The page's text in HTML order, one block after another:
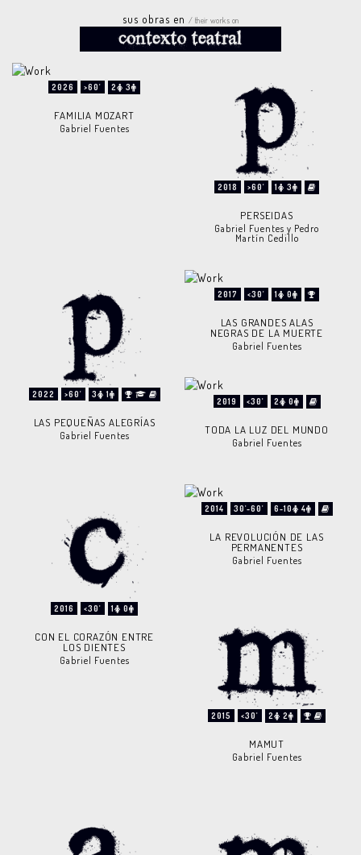
sus obras en / their works on
2026 >60' 2 3
FAMILIA MOZART
Gabriel Fuentes
2018 >60' 1 3
PERSEIDAS
Gabriel Fuentes y Pedro
Martín Cedillo
2022 >60' 3 1
LAS PEQUEÑAS ALEGRÍAS
Gabriel Fuentes
2017 <30' 1 0
LAS GRANDES ALAS
NEGRAS DE LA MUERTE
Gabriel Fuentes
2019 <30' 2 0
TODA LA LUZ DEL MUNDO
Gabriel Fuentes
2016 <30' 1 0
CON EL CORAZÓN ENTRE
LOS DIENTES
Gabriel Fuentes
2014 30'-60' 6-10 4
LA REVOLUCIÓN DE LAS
PERMANENTES
Gabriel Fuentes
2015 <30' 2 2
MAMUT
Gabriel Fuentes